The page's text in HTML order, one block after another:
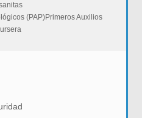
(PAP)Primeros Auxilios